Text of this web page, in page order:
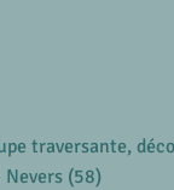
traversante,
(58)